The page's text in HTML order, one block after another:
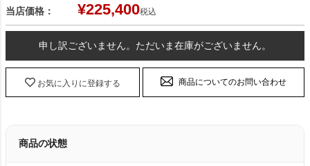
当店価格： ¥225,400税込
申し訳ございません。ただいま在庫がございません。
お気に入りに登録する 商品についてのお問い合わせ
商品の状態